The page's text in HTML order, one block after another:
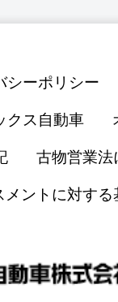
シーポリシー
クス自動車
古物営業法
メントに対する